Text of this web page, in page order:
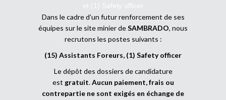
et (1) Safety officer
Dans le cadre d’un futur renforcement de ses
équipes sur le site minier deSAMBRADO, nous
recrutons les postes suivants :
(15) Assistants Foreurs, (1) Safety officer
Le dépôt des dossiers de candidature
est gratuit.Aucun paiement, frais ou
contrepartie ne sont exigés en échange de